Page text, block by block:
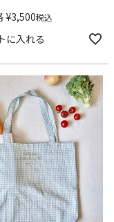
¥3,500税込
に入れる